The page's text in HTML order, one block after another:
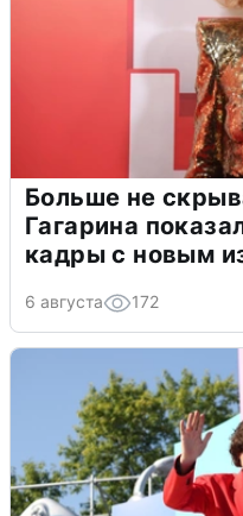
Больше не
Гагарина
кадры с новым
6 августа 172